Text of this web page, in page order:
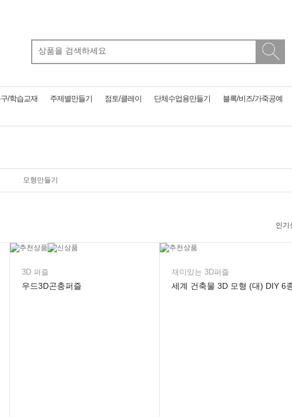
/학습교재 주제별만들기 점토/클레이 단체수업용만들기 블록/비즈/가죽공예
모형만들기
인기
3D 퍼즐
우드3D곤충퍼즐
재미있는 3D퍼즐
세계 건축물 3D 모형 (대) DIY 6